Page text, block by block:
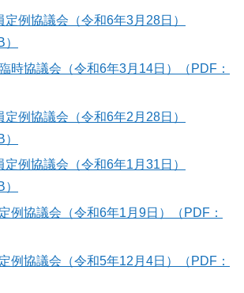
例協議会（令和6年3月28日）
時協議会（令和6年3月14日）（PDF：
例協議会（令和6年2月28日）
例協議会（令和6年1月31日）
例協議会（令和6年1月9日）（PDF：
例協議会（令和5年12月4日）（PDF：